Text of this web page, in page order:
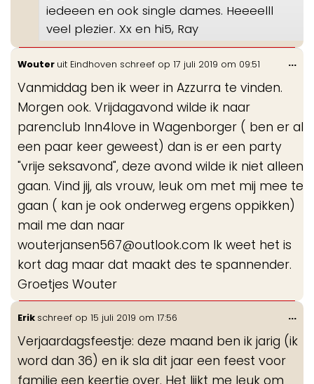
iedeeen en ook single dames. Heeeelll
veel plezier. Xx en hi5, Ray
Wouter uit Eindhoven schreef op 17 juli 2019 om 09:51
Vanmiddag ben ik weer in Azzurra te vinden.
Morgen ook. Vrijdagavond wilde ik naar
parenclub Inn4love in Wagenborger ( ben er al
een paar keer geweest) dan is er een party
"vrije seksavond", deze avond wilde ik niet alleen
gaan. Vind jij, als vrouw, leuk om met mij mee te
gaan ( kan je ook onderweg ergens oppikken)
mail me dan naar
wouterjansen567@outlook.com Ik weet het is
kort dag maar dat maakt des te spannender.
Groetjes Wouter
...
Erik schreef op 15 juli 2019 om 17:56
Verjaardagsfeestje: deze maand ben ik jarig (ik
word dan 36) en ik sla dit jaar een feest voor
familie een keertje over. Het lijkt me leuk om
...